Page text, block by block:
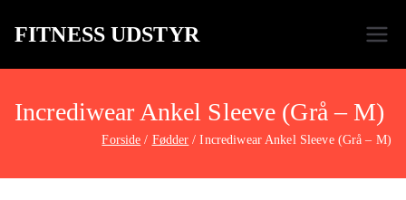
FITNESS UDSTYR
Incrediwear Ankel Sleeve (Grå – M)
Forside Fødder Incrediwear Ankel Sleeve (Grå – M)